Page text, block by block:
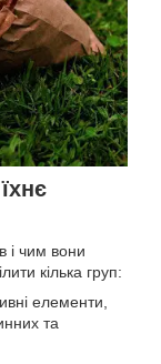
і чим вони
кілька груп:
елементи,
та